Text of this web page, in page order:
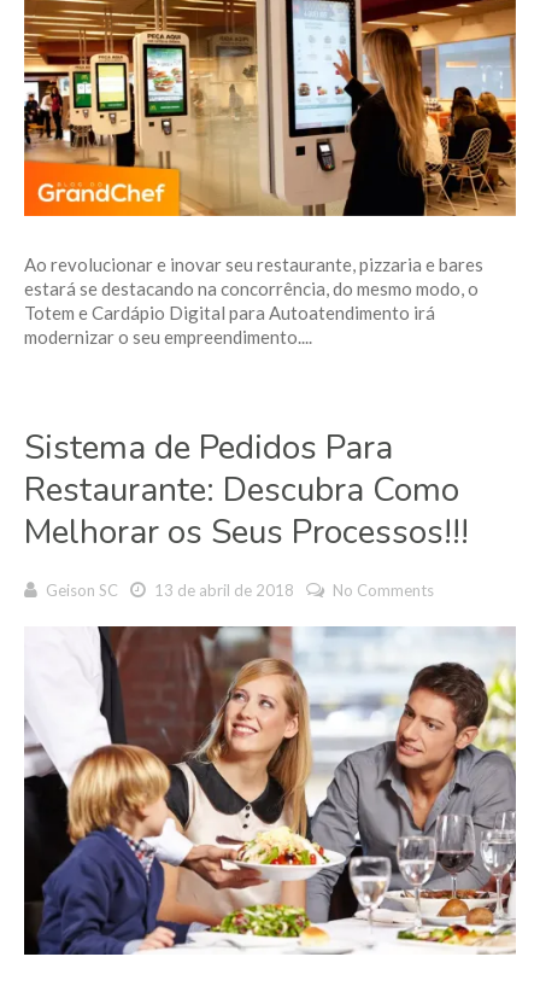
Ao revolucionar e inovar seu restaurante, pizzaria e bares
estará se destacando na concorrência, do mesmo modo, o
Totem e Cardápio Digital para Autoatendimento irá
modernizar o seu empreendimento....
Sistema de Pedidos Para
Restaurante: Descubra Como
Melhorar os Seus Processos!!!
Geison SC 13 de abril de 2018 No Comments